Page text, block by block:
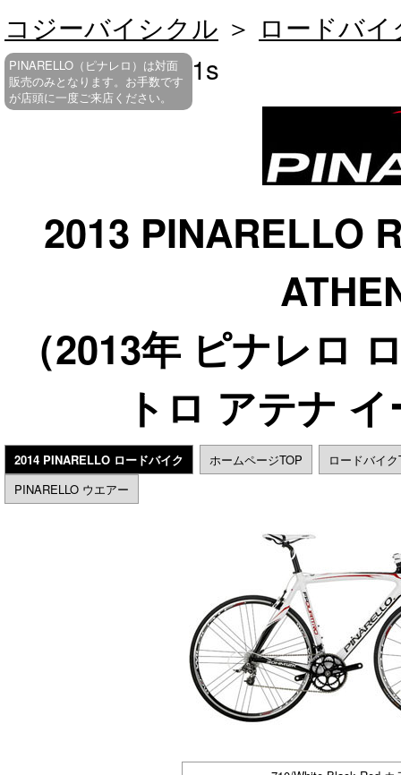
コジーバイシクル ＞ ロードバイ
ATHENA EPS 11s
2013 PINARELLO
（2013年 ピナレロ
トロ アテナ
PINARELLO（ピナレロ）は対面
販売のみとなります。お手数です
が店頭に一度ご来店ください。
2014 PINARELLO ロードバイク ホームページTOP
ロードバイ
PINARELLO ウエアー